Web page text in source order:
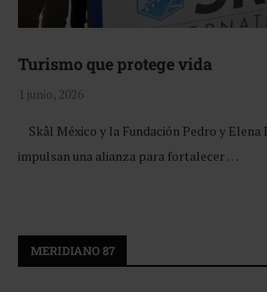
Turismo que protege vida
1 junio, 2026
Skål México y la Fundación Pedro y Elena
impulsan una alianza para fortalecer …
MERIDIANO 87